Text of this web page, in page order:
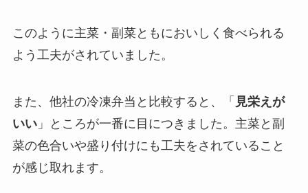
このように主菜・副菜ともにおいしく食べられる
よう工夫がされていました。
また、他社の冷凍弁当と比較すると、「 見栄えが
いい」ところが一番に目につきました。主菜と副
菜の色合いや盛り付けにも工夫をされていること
が感じ取れます。